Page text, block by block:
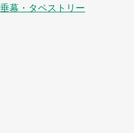
幕・タペストリー